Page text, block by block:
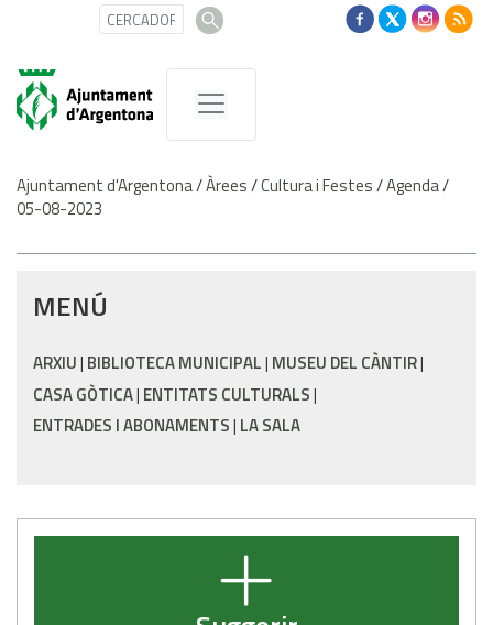
Ajuntament d'Argentona/Àrees/Cultura i Festes/Agenda/
05-08-2023
MENÚ
ARXIU BIBLIOTECA MUNICIPAL MUSEU DEL CÀNTIR
CASA GÒTICA ENTITATS CULTURALS
ENTRADES I ABONAMENTS LA SALA